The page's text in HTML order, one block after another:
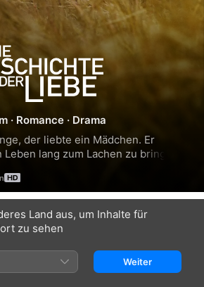
· Romance · Drama
der liebte ein Mädchen. Er
lang zum Lachen zu bringen
Geschichte der Liebe“ nennt. Doch in
Weltkriegs werden die Liebenden
und das Manuskript geht auf eine
jungen Mädchen in die Hände
Land aus, um Inhalte für
zu sehen
Weiter